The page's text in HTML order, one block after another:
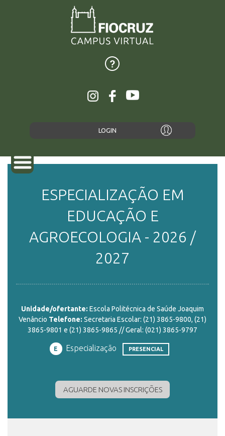
LOGIN
PLATAFORMAS
ESPECIALIZAÇÃO EM
EDUCAÇÃO E
AGROECOLOGIA - 2026 /
2027
Unidade/ofertante: Escola Politécnica de Saúde Joaquim
Venâncio Telefone: Secretaria Escolar: (21) 3865-9800, (21)
3865-9801 e (21) 3865-9865 // Geral: (021) 3865-9797
E Especialização PRESENCIAL
AGUARDE NOVAS INSCRIÇÕES